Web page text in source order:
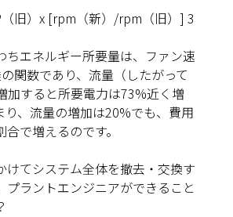
（旧）x [rpm（新）/rpm（旧）] 3
ちエネルギー所要量は、ファン速
関数であり、流量（したがって
加すると所要電力は73%近く増
り、流量の増加は20%でも、費用
で増えるのです。
けてシステム全体を撤去・交換す
プラントエンジニアができること